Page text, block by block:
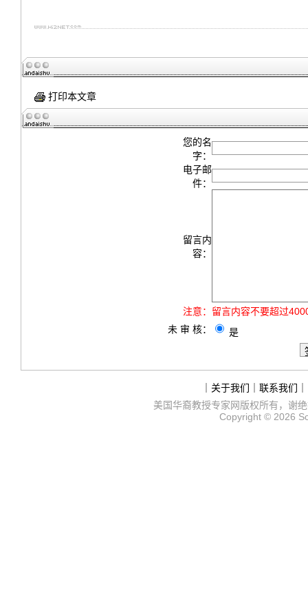
打印本文章
您的名
字：
电子邮
件：
留言内
容：
注意： 留言内容不要超过
未 审 核：
是
关于我们 联系我们
美国华裔教授专家网版权所有，谢
Copyright © 2026